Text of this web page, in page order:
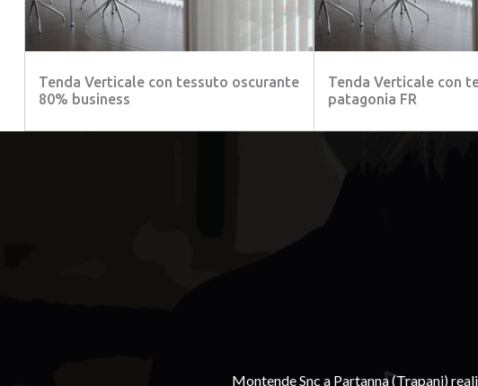
Tenda Verticale con tessuto oscurante
80% business
Tenda Verticale con
patagonia FR
Montende Snc a Partanna (Trapani)